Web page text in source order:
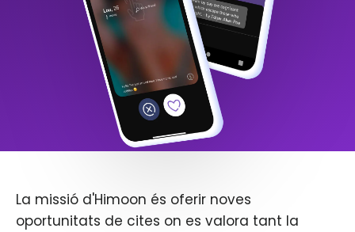
La missió d'Himoon és oferir noves
oportunitats de cites on es valora tant la